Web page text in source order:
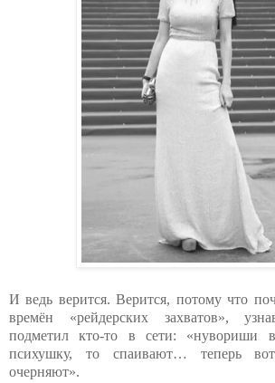
И ведь верится. Верится, потому что
времён «рейдерских захватов»,
подметил кто-то в сети: «нувориши
психушку, то спаивают… теперь
очерняют».